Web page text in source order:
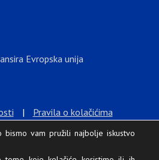
Evropska unija
| Pravila o kolačićima
bismo vam pružili najbolje iskustvo